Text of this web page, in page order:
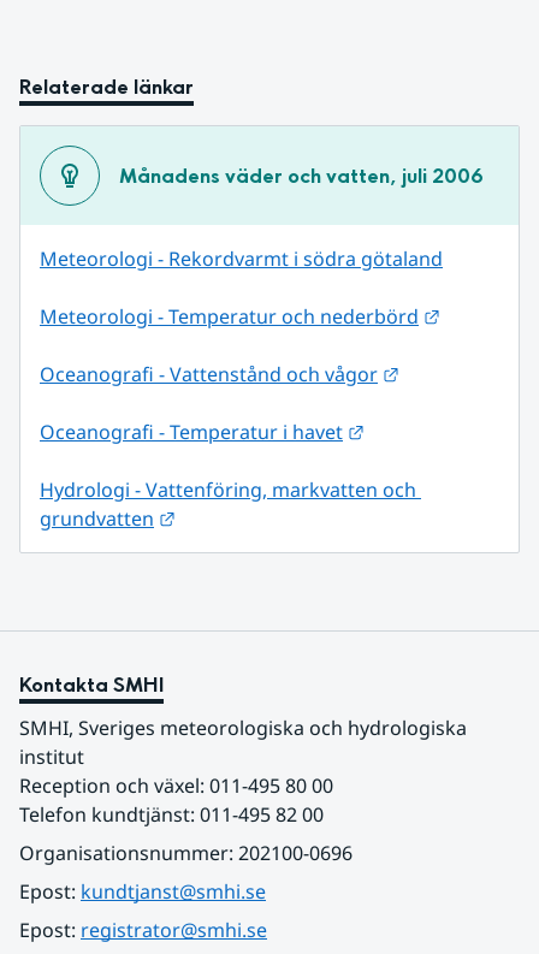
Relaterade länkar
Månadens väder och vatten, juli 2006
Meteorologi - Rekordvarmt i södra götaland
Meteorologi - Temperatur och nederbörd
Oceanografi - Vattenstånd och vågor
Oceanografi - Temperatur i havet
Hydrologi - Vattenföring, markvatten och
grundvatten
Kontakta SMHI
SMHI, Sveriges meteorologiska och hydrologiska
institut
Reception och växel: 011-495 80 00
Telefon kundtjänst: 011-495 82 00
Organisationsnummer: 202100-0696
Epost: kundtjanst@smhi.se
Epost: registrator@smhi.se